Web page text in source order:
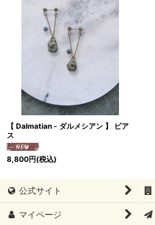
【 Dalmatian - ダルメシアン 】 ピア
ス
8,800円(税込)
公式サイト
マイページ